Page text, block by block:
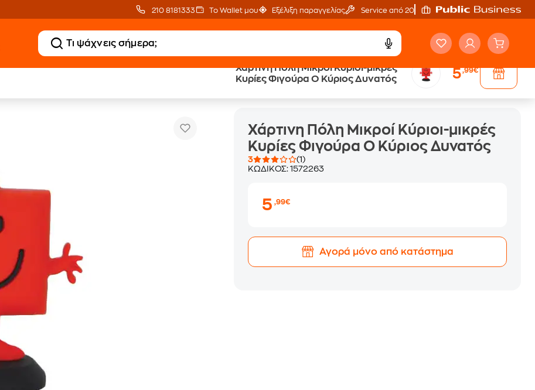
210 8181333 Το Wallet μου Εξέλιξη παραγγελίας Service από 20'
Χάρτινη Πόλη Μικροί Κύριοι-μικρές
Κυρίες Φιγούρα Ο Κύριος Δυνατός
5,99€
Χάρτινη Πόλη Μικροί Κύριοι-μικρές Κυρίες Φιγούρα Ο Κύριος Δυνατός
Χάρτινη Πόλη Μικροί Κύριοι-μικρές
Κυρίες Φιγούρα Ο Κύριος Δυνατός
3
(1)
ΚΩΔΙΚΟΣ:1572263
5,99€
Αγορά μόνο από κατάστημα